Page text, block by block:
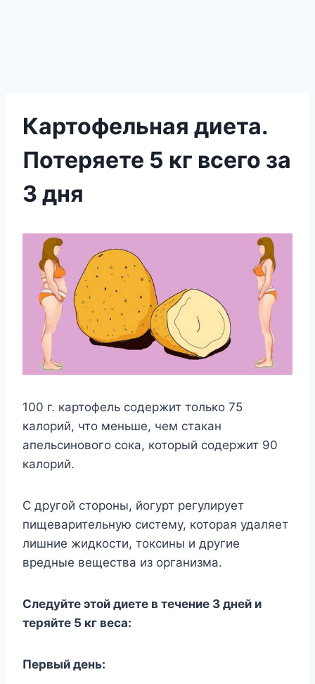
Картофельная диета.
Потеряете 5 кг всего за
3 дня
100 г. картофель содержит только 75
калорий, что меньше, чем стакан
апельсинового сока, который содержит 90
калорий.
С другой стороны, йогурт регулирует
пищеварительную систему, которая удаляет
лишние жидкости, токсины и другие
вредные вещества из организма.
Следуйте этой диете в течение 3 дней и
теряйте 5 кг веса:
Первый день: